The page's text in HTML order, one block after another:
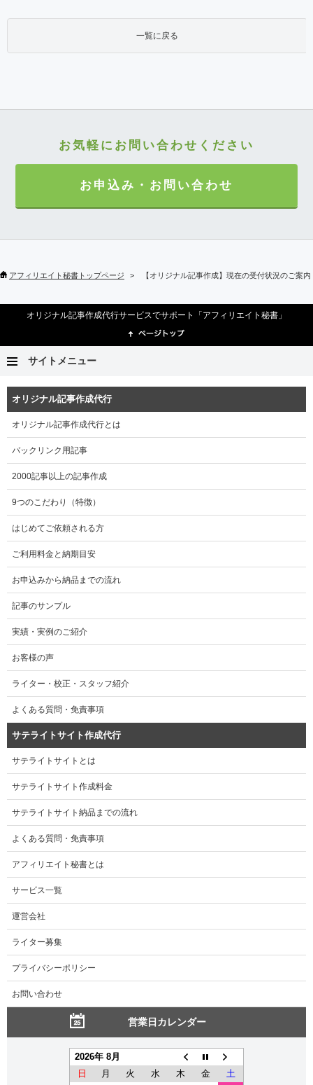
一覧に戻る
お気軽にお問い合わせください
お申込み・お問い合わせ
アフィリエイト秘書トップページ 【オリジナル記事作成】現在の受付状況のご案
オリジナル記事作成代行サービスでサポート「アフィリエイト秘書」
サイトメニュー
オリジナル記事作成代行
オリジナル記事作成代行とは
バックリンク用記事
2000記事以上の記事作成
9つのこだわり（特徴）
はじめてご依頼される方
ご利用料金と納期目安
お申込みから納品までの流れ
記事のサンプル
実績・実例のご紹介
お客様の声
ライター・校正・スタッフ紹介
よくある質問・免責事項
サテライトサイト作成代行
サテライトサイトとは
サテライトサイト作成料金
サテライトサイト納品までの流れ
よくある質問・免責事項
アフィリエイト秘書とは
サービス一覧
運営会社
ライター募集
プライバシーポリシー
お問い合わせ
営業日カレンダー
2026年 8月
日
月 火 水 木 金
土